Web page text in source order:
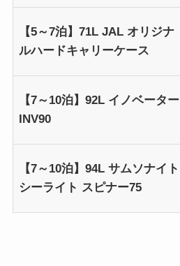
【5～7泊】71L JAL オリジナ
ルハードキャリーケース
【7～10泊】92L イノベーター
INV90
【7～10泊】94L サムソナイト
シーライト スピナー75